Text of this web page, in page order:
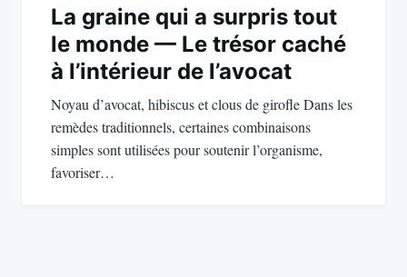
La graine qui a surpris tout
le monde — Le trésor caché
à l’intérieur de l’avocat
Noyau d’avocat, hibiscus et clous de girofle Dans les
remèdes traditionnels, certaines combinaisons
simples sont utilisées pour soutenir l’organisme,
favoriser…